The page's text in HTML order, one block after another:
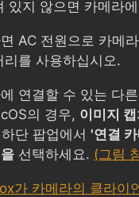
있지 않으면 카메라
AC 전원으로 카메
리를 사용하십시오.
연결할 수 있는 다
의 경우, 이미지
단 팝업에서 '연결
선택하세요. (그림
가 카메라의 클라이